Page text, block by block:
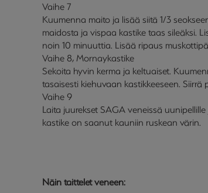
Vaihe 7
Kuumenna maito ja lisää siitä 1/3
maidosta ja vispaa kastike taas sileäksi.
noin 10 minuuttia. Lisää ripaus
Vaihe 8, Mornaykastike
Sekoita hyvin kerma ja keltuaiset.
tasaisesti kiehuvaan kastikkeeseen.
Vaihe 9
Laita juurekset SAGA veneissä
kastike on saanut kauniin ruskean värin.
Näin taittelet veneen: